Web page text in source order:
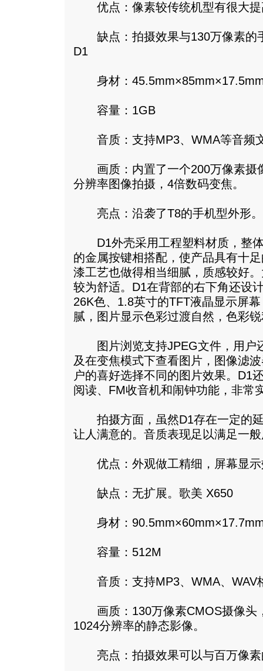
优点：像素较传统机型有很大提
缺点：拍摄效果与130万像素的
D1
身材：
容量：1GB
音质：支持MP3、WMA等音频
画质：内置了一个200万像素摄
分辨率图像拍摄，4倍数码变焦。
亮点：沿袭了T8的手机型外形。
D1外壳采用工程塑料材质，整体
的金属按键相搭配，使产品具有十
漆工艺也做得相当细腻，质感较好
较为舒适。D1在背部的右下角还设
26K色、1.8英寸的TFT液晶显示屏
腻，图片显示色彩过渡自然，色彩
图片浏览支持JPEG文件，用户
及在变焦模式下查看图片，图像滤
户的喜好选择不同的图片效果。D1
阅读、FM收音机和闹钟功能，非常
拍摄方面，虽然D1存在一定的延
让人满意的。音质表现足以满足一
优点：外观做工精细，屏幕显示
缺点：无扩展。歌美 X650
身材：
容量：512M
音质：支持MP3、WMA、WAV
画质：130万像素CMOS摄像头
1024分辨率的静态影像。
亮点：拍摄效果可以与百万像素